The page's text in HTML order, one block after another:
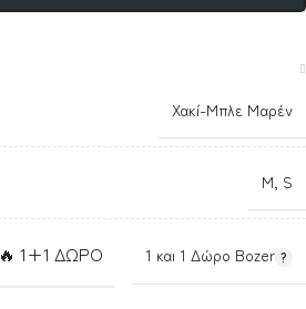
Χακί-Μπλε Μαρέν
M, S
🔥 1+1 ΔΩΡΟ 1 και 1 Δώρο Bozer